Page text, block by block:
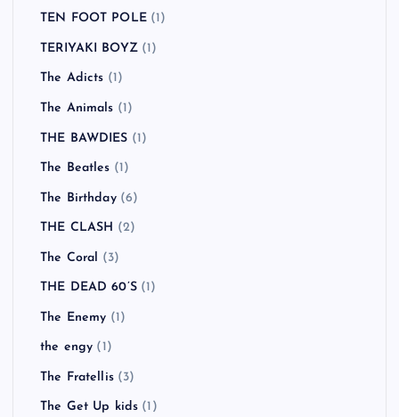
TEN FOOT POLE(1)
TERIYAKI BOYZ(1)
The Adicts (1)
The Animals (1)
THE BAWDIES (1)
The Beatles (1)
The Birthday(6)
THE CLASH (2)
The Coral (3)
THE DEAD 60’S(1)
The Enemy (1)
the engy (1)
The Fratellis(3)
The Get Up kids (1)